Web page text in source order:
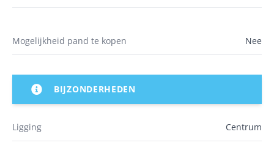
Mogelijkheid pand te kopen Nee
BIJZONDERHEDEN
Ligging Centrum